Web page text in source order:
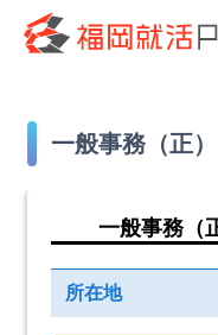
一般事務（正
一般事務（
所在地